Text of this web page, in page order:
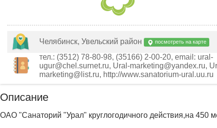
Челябинск, Увельский район посмотреть на карте
тел.: (3512) 78-80-98, (35166) 2-00-20, email: ural-
ugur@chel.surnet.ru, Ural-marketing@yandex.ru,
marketing@list.ru, http://www.sanatorium-ural.uu.ru
Описание
ОАО "Санаторий "Урал" круглогодичного действия,на 450